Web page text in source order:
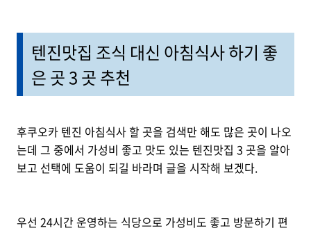
텐진맛집 조식 대신 아침식사 하기 좋
은 곳 3 곳 추천
후쿠오카 텐진 아침식사 할 곳을 검색만 해도 많은 곳이 나오
는데 그 중에서 가성비 좋고 맛도 있는 텐진맛집 3 곳을 알아
보고 선택에 도움이 되길 바라며 글을 시작해 보겠다.
우선 24시간 운영하는 식당으로 가성비도 좋고 방문하기 편